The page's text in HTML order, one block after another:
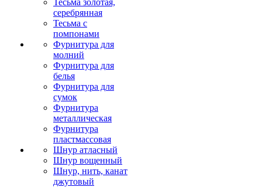
Тесьма золотая,
серебрянная
Тесьма с
помпонами
Фурнитура для
молний
Фурнитура для
белья
Фурнитура для
сумок
Фурнитура
металлическая
Фурнитура
пластмассовая
Шнур атласный
Шнур вощенный
Шнур, нить, канат
джутовый